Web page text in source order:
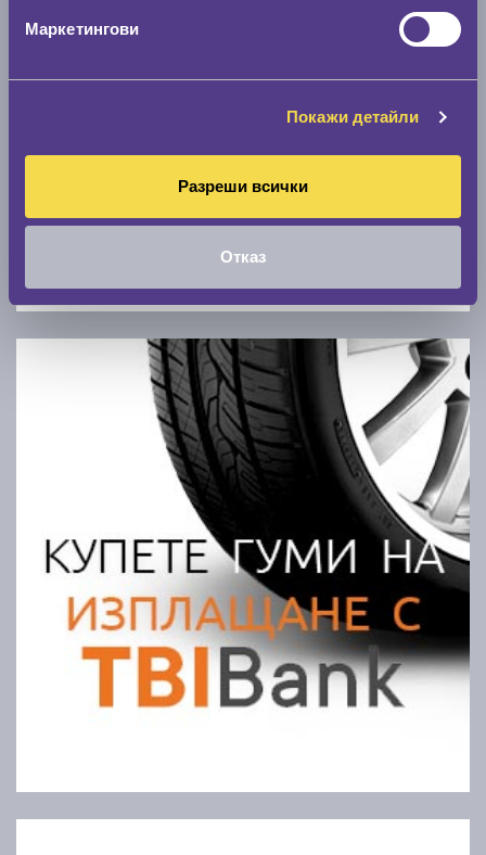
Маркетингови
Покажи детайли
Разреши всички
Отказ
По марка автомобил